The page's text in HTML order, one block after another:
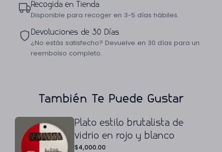
Recogida en Tienda
Disponible para recoger en 3-5 días hábiles.
Devoluciones de 30 Días
¿No estás satisfecho? Devuelve en 30 días para un
reembolso completo.
También Te Puede Gustar
Plato estilo brutalista de
vidrio en rojo y blanco
$4,000.00